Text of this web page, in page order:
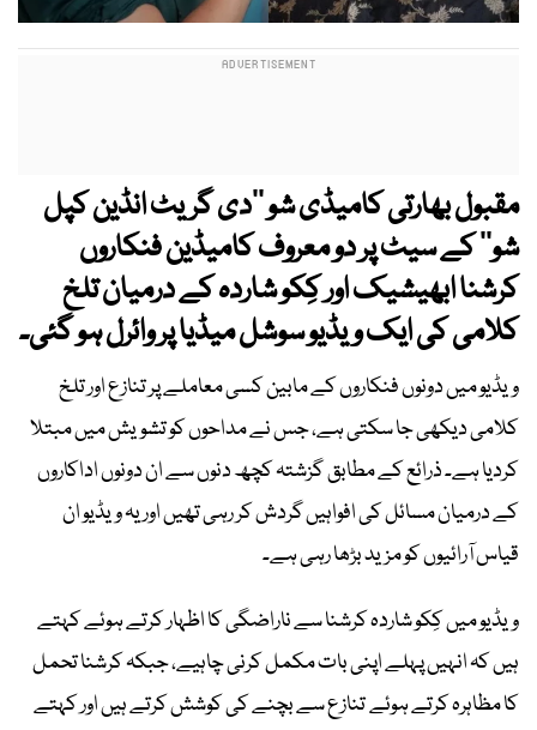
مقبول بھارتی کامیڈی شو ’’دی گریٹ انڈین کپل
شو‘‘ کے سیٹ پر دو معروف کامیڈین فنکاروں
کرشنا ابھیشیک اور کِکو شاردہ کے درمیان تلخ
کلامی کی ایک ویڈیو سوشل میڈیا پر وائرل ہو گئی۔
ویڈیو میں دونوں فنکاروں کے مابین کسی معاملے پر تنازع اور تلخ
کلامی دیکھی جا سکتی ہے، جس نے مداحوں کو تشویش میں مبتلا
کردیا ہے۔ ذرائع کے مطابق گزشتہ کچھ دنوں سے ان دونوں اداکاروں
کے درمیان مسائل کی افواہیں گردش کر رہی تھیں اور یہ ویڈیو ان
قیاس آرائیوں کو مزید بڑھا رہی ہے۔
ویڈیو میں کِکو شاردہ کرشنا سے ناراضگی کا اظہار کرتے ہوئے کہتے
ہیں کہ انہیں پہلے اپنی بات مکمل کرنی چاہیے، جبکہ کرشنا تحمل
کا مظاہرہ کرتے ہوئے تنازع سے بچنے کی کوشش کرتے ہیں اور کہتے